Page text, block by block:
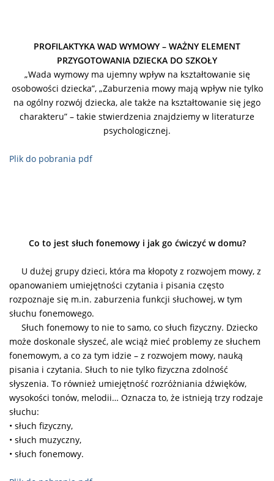
PROFILAKTYKA WAD WYMOWY – WAŻNY ELEMENT
PRZYGOTOWANIA DZIECKA DO SZKOŁY
„Wada wymowy ma ujemny wpływ na kształtowanie się
osobowości dziecka”, „Zaburzenia mowy mają wpływ nie tylko
na ogólny rozwój dziecka, ale także na kształtowanie się jego
charakteru” – takie stwierdzenia znajdziemy w literaturze
psychologicznej.
Plik do pobrania pdf
Co to jest słuch fonemowy i jak go ćwiczyć w domu?
U dużej grupy dzieci, która ma kłopoty z rozwojem mowy, z
opanowaniem umiejętności czytania i pisania często
rozpoznaje się m.in. zaburzenia funkcji słuchowej, w tym
słuchu fonemowego.
Słuch fonemowy to nie to samo, co słuch fizyczny. Dziecko
może doskonale słyszeć, ale wciąż mieć problemy ze słuchem
fonemowym, a co za tym idzie – z rozwojem mowy, nauką
pisania i czytania. Słuch to nie tylko fizyczna zdolność
słyszenia. To również umiejętność rozróżniania dźwięków,
wysokości tonów, melodii… Oznacza to, że istnieją trzy rodzaje
słuchu:
• słuch fizyczny,
• słuch muzyczny,
• słuch fonemowy.